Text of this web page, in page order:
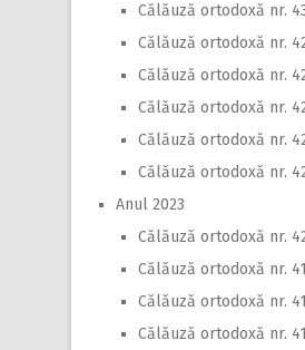
Călăuză ortodoxă nr.
Călăuză ortodoxă nr.
Călăuză ortodoxă nr.
Călăuză ortodoxă nr.
Călăuză ortodoxă nr.
Călăuză ortodoxă nr.
Anul 2023
Călăuză ortodoxă nr.
Călăuză ortodoxă nr.
Călăuză ortodoxă nr.
Călăuză ortodoxă nr.